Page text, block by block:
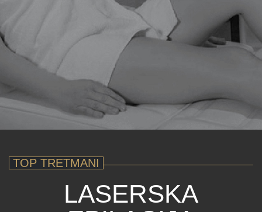
VLASTITOM
ALMA LASER
RJEŠAVANJE
ESTETSKIH
TOP TRETMANI
LASERSKA